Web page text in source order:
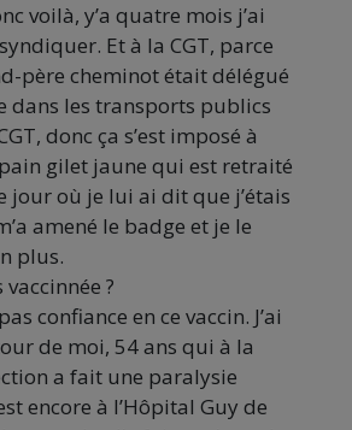
voilà, y’a quatre mois j’ai
Et à la CGT, parce
père cheminot était délégué
dans les transports publics
donc ça s’est imposé à
gilet jaune qui est retraité
jour où je lui ai dit que j’étais
amené le badge et je le
plus.
vaccinnée ?
confiance en ce vaccin. J’ai
de moi, 54 ans qui à la
a fait une paralysie
encore à l’Hôpital Guy de